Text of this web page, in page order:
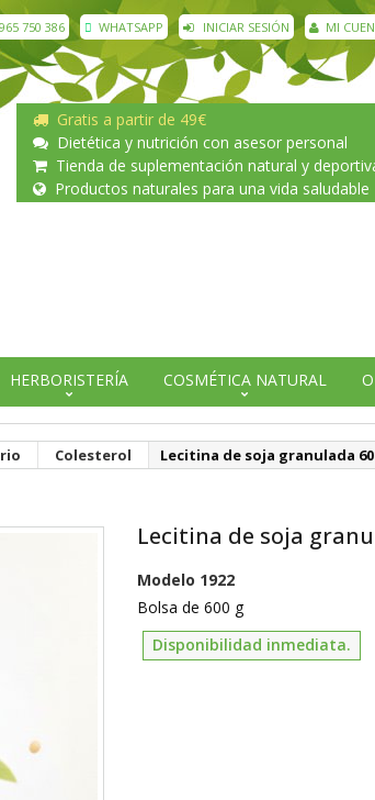
750 386 WHATSAPP INICIAR SESIÓN MI
Gratis a partir de 49€
Dietética y nutrición con asesor personal
Tienda de suplementación natural y
Productos naturales para una vida saludable
HERBORISTERÍA COSMÉTICA NATURAL
Colesterol Lecitina de soja granulada
Lecitina de soja
Modelo 1922
Bolsa de 600 g
Disponibilidad inmediata.